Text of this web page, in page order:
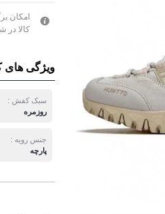
امکان
کالا در
ویژگی های
سبک کفش :
روزمره
جنس رویه :
پارچه